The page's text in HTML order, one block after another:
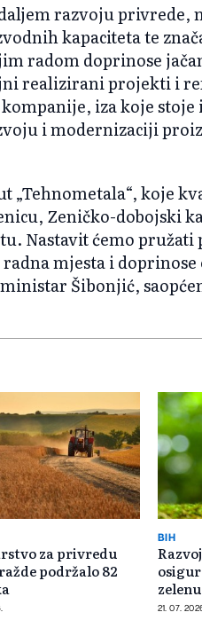
razvoju privrede,
kapaciteta te
radom doprinose
realizirani projekti i
iza koje
i modernizaciji
„Tehnometala“, koje
Zeničko-dobojski
Nastavit ćemo pružati
mjesta i
Šibonjić,
za privredu
podržalo 82
BIH
FBiH
21. 07.